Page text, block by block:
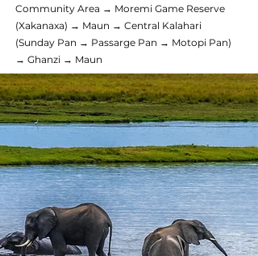
Community Area → Moremi Game Reserve
(Xakanaxa) → Maun → Central Kalahari
(Sunday Pan → Passarge Pan → Motopi Pan)
→ Ghanzi → Maun